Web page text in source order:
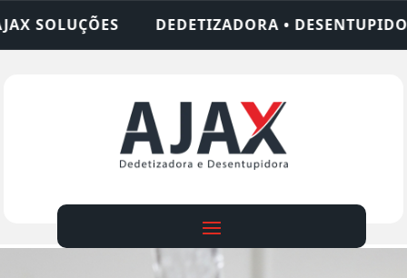
• DESENTUPIDORA • LIMPEZA DE FOSSA